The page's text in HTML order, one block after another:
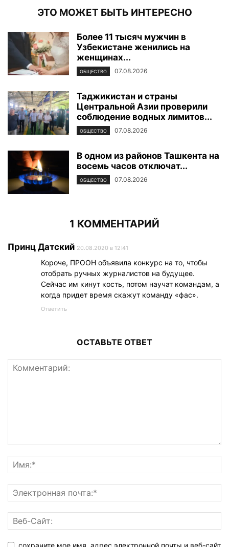
ЭТО МОЖЕТ БЫТЬ ИНТЕРЕСНО
Более 11 тысяч мужчин в
Узбекистане женились на
женщинах...
ОБЩЕСТВО 07.08.2026
Таджикистан и страны
Центральной Азии проверили
соблюдение водных лимитов...
ОБЩЕСТВО 07.08.2026
В одном из районов Ташкента на
восемь часов отключат...
ОБЩЕСТВО 07.08.2026
1 КОММЕНТАРИЙ
Принц Датский 20.08.2020 в 12:41
Короче, ПРООН объявила конкурс на то, чтобы
отобрать ручных журналистов на будущее.
Сейчас им кинут кость, потом научат командам, а
когда придет время скажут команду «фас».
Ответить
ОСТАВЬТЕ ОТВЕТ
сохраните мое имя, адрес электронной почты и веб-сайт